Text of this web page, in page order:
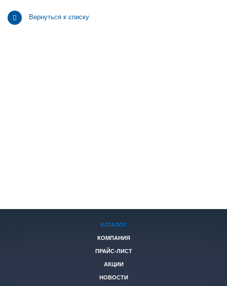
Вернуться к списку
КАТАЛОГ
КОМПАНИЯ
ПРАЙС-ЛИСТ
АКЦИИ
НОВОСТИ